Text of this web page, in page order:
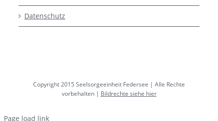
Datenschutz
Copyright 2015 Seelsorgeeinheit Federsee | Alle Rechte
vorbehalten | Bildrechte siehe hier
Page load link